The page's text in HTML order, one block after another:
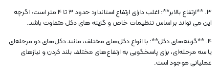
3. **ارتفاع بالابر**: اغلب دارای ارتفاع استاندارد حدود 3 تا 4 متر است، اگرچه
این می تواند بر اساس تنظیمات خاص و گزینه های دکل متفاوت باشد.
4. **گزینه‌های دکل**: با انواع دکل‌های مختلف، مانند دکل‌های دو مرحله‌ای
یا سه مرحله‌ای، برای پاسخگویی به ارتفاع‌های مختلف بلند کردن و نیازهای
عملیاتی موجود است.